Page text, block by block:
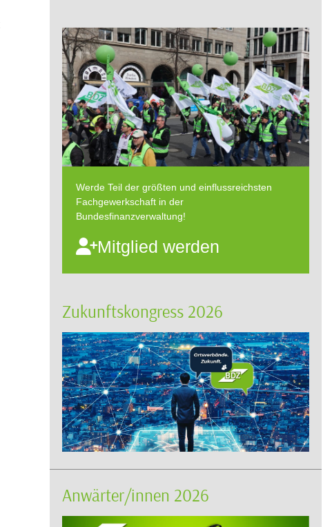
Werde Teil der größten und einflussreichsten
Fachgewerkschaft in der
Bundesfinanzverwaltung!
Mitglied werden
Zukunftskongress 2026
Anwärter/innen 2026